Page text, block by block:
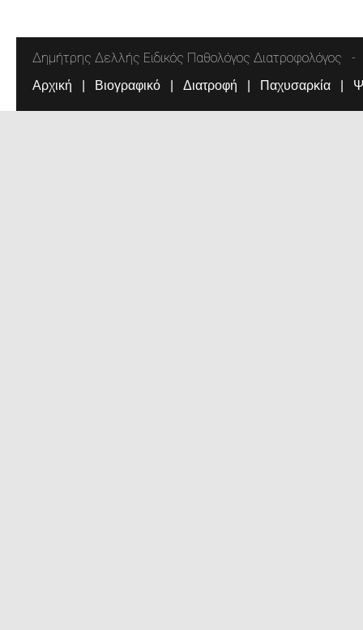
Δημήτρης Δελλής Ειδικός Παθολόγος Διατροφολόγος
Αρχική Βιογραφικό Διατροφή Παχυσαρκία